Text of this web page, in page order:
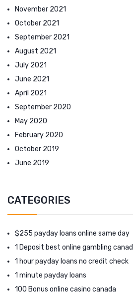
November 2021
October 2021
September 2021
August 2021
July 2021
June 2021
April 2021
September 2020
May 2020
February 2020
October 2019
June 2019
CATEGORIES
$255 payday loans online same day
1 Deposit best online gambling
1 hour payday loans no credit check
1 minute payday loans
100 Bonus online casino canada